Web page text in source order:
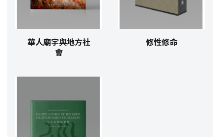
華人廟宇與地方社
會
修性修命